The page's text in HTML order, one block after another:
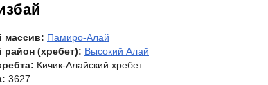
массив: Памиро-Алай
район (хребет): Высокий Алай
Кичик-Алайский хребет
3627